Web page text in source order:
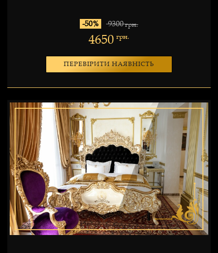
-50% 9300грн.
4650 грн.
ПЕРЕВІРИТИ НАЯВНІСТЬ